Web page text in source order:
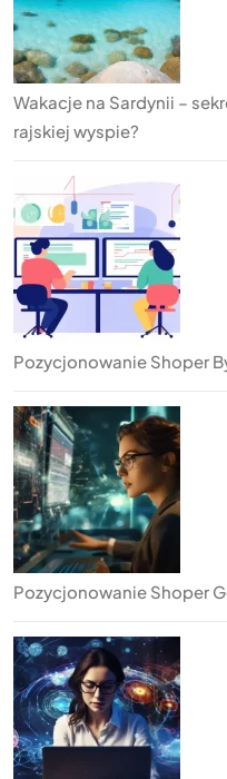
Wakacje na Sardynii –
rajskiej wyspie?
Pozycjonowanie Shoper
Pozycjonowanie Shoper